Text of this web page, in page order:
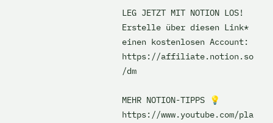
LEG JETZT MIT NOTION LOS!
Erstelle über diesen Link*
einen kostenlosen Account:
https://affiliate.notion.so
/dm
MEHR NOTION-TIPPS 💡
https://www.youtube.com/pla